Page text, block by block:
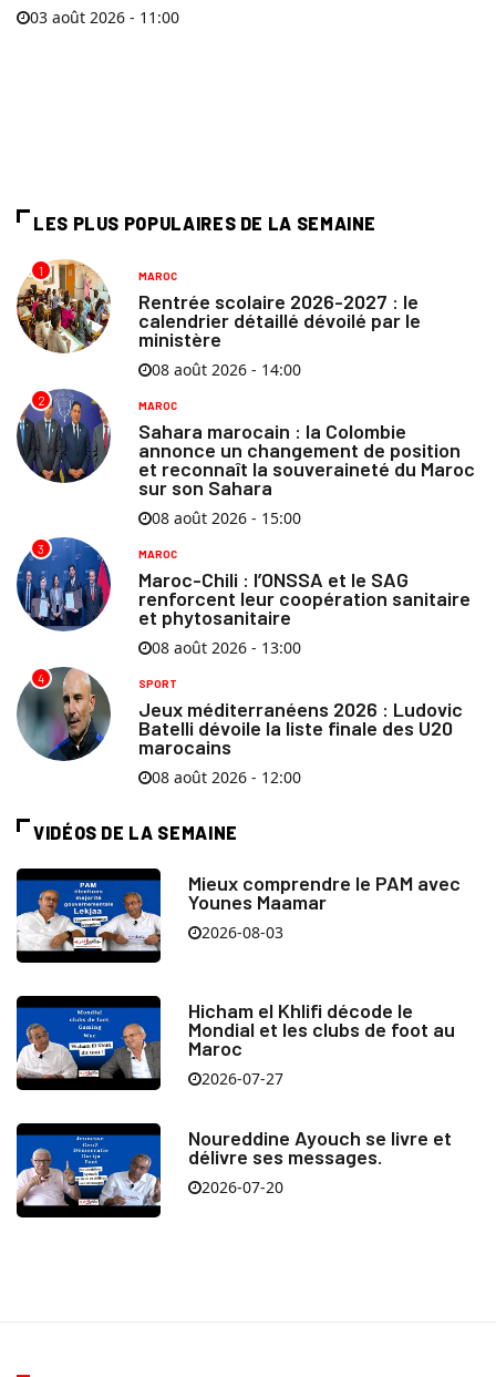
03 août 2026 - 11:00
LES PLUS POPULAIRES DE LA SEMAINE
1 MAROC
Rentrée scolaire 2026-2027 : le
calendrier détaillé dévoilé par le
ministère
08 août 2026 - 14:00
2 MAROC
Sahara marocain : la Colombie
annonce un changement de position
et reconnaît la souveraineté du Maroc
sur son Sahara
08 août 2026 - 15:00
3 MAROC
Maroc-Chili : l’ONSSA et le SAG
renforcent leur coopération sanitaire
et phytosanitaire
08 août 2026 - 13:00
4 SPORT
Jeux méditerranéens 2026 : Ludovic
Batelli dévoile la liste finale des U20
marocains
08 août 2026 - 12:00
VIDÉOS DE LA SEMAINE
Mieux comprendre le PAM avec
Younes Maamar
2026-08-03
Hicham el Khlifi décode le
Mondial et les clubs de foot au
Maroc
2026-07-27
Noureddine Ayouch se livre et
délivre ses messages.
2026-07-20